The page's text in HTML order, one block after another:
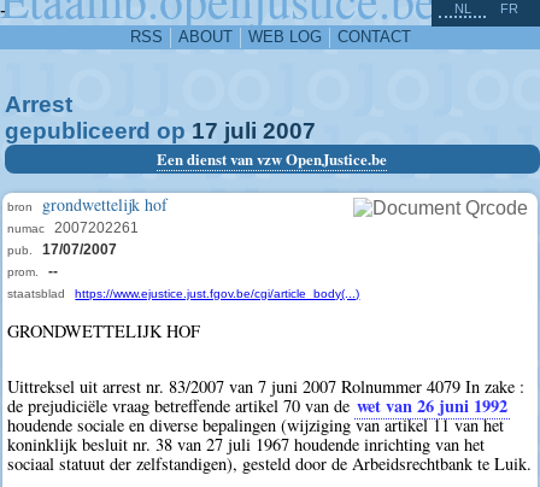
-
RSS ABOUT WEB LOG CONTACT
NL FR
Arrest
gepubliceerd op 17 juli 2007
Een dienst van vzw OpenJustice.be
bron grondwettelijk hof
numac 2007202261
pub. 17/07/2007
prom. --
staatsblad https://www.ejustice.just.fgov.be/cgi/article_body(...)
GRONDWETTELIJK HOF
Uittreksel uit arrest nr. 83/2007 van 7 juni 2007 Rolnummer 4079 In zake :
de prejudiciële vraag betreffende artikel 70 van de wet van 26 juni 1992
houdende sociale en diverse bepalingen (wijziging van artikel 11 van het
koninklijk besluit nr. 38 van 27 juli 1967 houdende inrichting van het
sociaal statuut der zelfstandigen), gesteld door de Arbeidsrechtbank te Luik.
^